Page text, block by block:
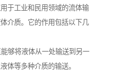
于工业和民用领域的流体输
介质。它的作用包括以下几
够将液体从一处输送到另一
体等多种介质的输送。